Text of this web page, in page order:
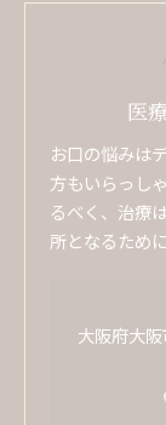
医
お口の悩みは
方もいらっし
るべく、治療
所となるため
大阪府大